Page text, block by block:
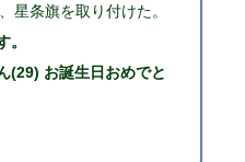
星条旗を取り付けた。
(29) お誕生日おめでと